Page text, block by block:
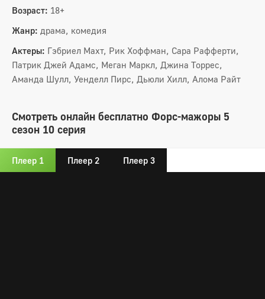
Возраст: 18+
Жанр: драма, комедия
Актеры: Гэбриел Махт, Рик Хоффман, Сара Рафферти,
Патрик Джей Адамс, Меган Маркл, Джина Торрес,
Аманда Шулл, Уенделл Пирс, Дьюли Хилл, Алома Райт
Смотреть онлайн бесплатно Форс-мажоры 5
сезон 10 серия
Плеер 1 Плеер 2 Плеер 3